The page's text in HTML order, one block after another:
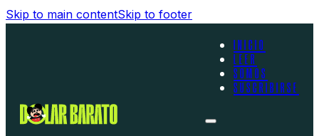
Skip to main contentSkip to footer
INICIO
LEER
SOMOS
SUSCRIBIRSE